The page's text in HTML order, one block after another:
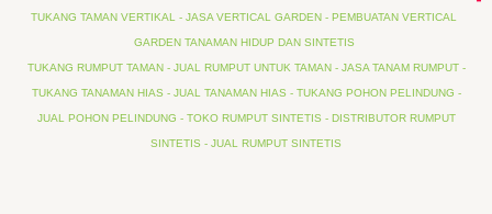
TUKANG TAMAN VERTIKAL - JASA VERTICAL GARDEN - PEMBUATAN VERTICAL
GARDEN TANAMAN HIDUP DAN SINTETIS
TUKANG RUMPUT TAMAN - JUAL RUMPUT UNTUK TAMAN - JASA TANAM RUMPUT -
TUKANG TANAMAN HIAS - JUAL TANAMAN HIAS - TUKANG POHON PELINDUNG -
JUAL POHON PELINDUNG - TOKO RUMPUT SINTETIS - DISTRIBUTOR RUMPUT
SINTETIS - JUAL RUMPUT SINTETIS